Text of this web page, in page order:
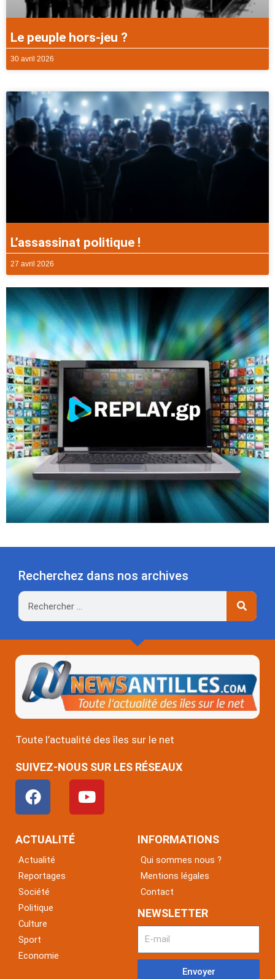
Le peuple hors-jeu ?
30 avril 2026
L’assassinat politique !
27 avril 2026
Recherchez dans nos archives
Rechercher
Toute l’actualité des îles sur le net
SUIVEZ-NOUS SUR LES RÉSEAUX
F
a
c
e
o
o
k
Y
o
u
ACTUALITÉ
Actualité
Reportages
Société
Politique
Culture
Sport
Economie
INFORMATIONS
Qui sommes nous ?
Mentions légales
Contact
NEWSLETTER
Envoyer